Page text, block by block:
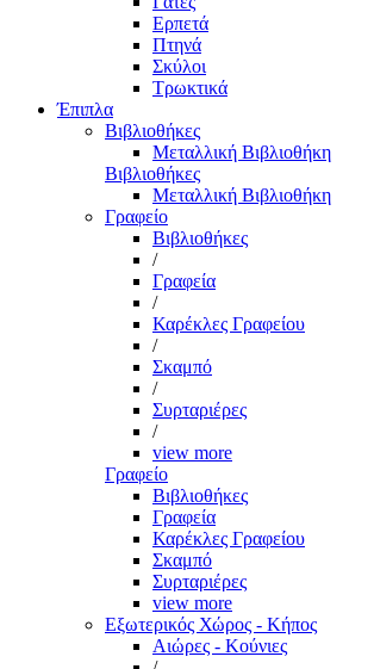
Ερπετά
Πτηνά
Σκύλοι
Τρωκτικά
Έπιπλα
Βιβλιοθήκες
Μεταλλική Βιβλιοθήκη
Βιβλιοθήκες
Μεταλλική Βιβλιοθήκη
Γραφείο
Βιβλιοθήκες
/
Γραφεία
/
Καρέκλες Γραφείου
/
Σκαμπό
/
Συρταριέρες
/
view more
Γραφείο
Βιβλιοθήκες
Γραφεία
Καρέκλες Γραφείου
Σκαμπό
Συρταριέρες
view more
Εξωτερικός Χώρος - Κήπος
Αιώρες - Κούνιες